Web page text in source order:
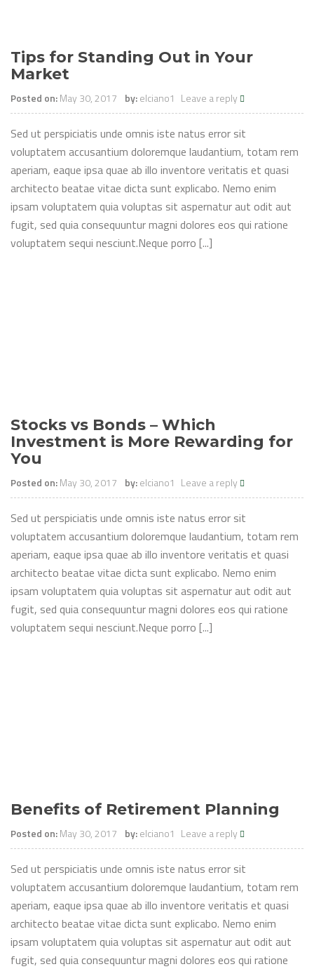
Tips for Standing Out in Your
Market
Posted on:May 30, 2017 by:elciano1 Leave a reply
Sed ut perspiciatis unde omnis iste natus error sit
voluptatem accusantium doloremque laudantium, totam rem
aperiam, eaque ipsa quae ab illo inventore veritatis et quasi
architecto beatae vitae dicta sunt explicabo. Nemo enim
ipsam voluptatem quia voluptas sit aspernatur aut odit aut
fugit, sed quia consequuntur magni dolores eos qui ratione
voluptatem sequi nesciunt.Neque porro [...]
Stocks vs Bonds – Which
Investment is More Rewarding for
You
Posted on:May 30, 2017 by:elciano1 Leave a reply
Sed ut perspiciatis unde omnis iste natus error sit
voluptatem accusantium doloremque laudantium, totam rem
aperiam, eaque ipsa quae ab illo inventore veritatis et quasi
architecto beatae vitae dicta sunt explicabo. Nemo enim
ipsam voluptatem quia voluptas sit aspernatur aut odit aut
fugit, sed quia consequuntur magni dolores eos qui ratione
voluptatem sequi nesciunt.Neque porro [...]
Benefits of Retirement Planning
Posted on:May 30, 2017 by:elciano1 Leave a reply
Sed ut perspiciatis unde omnis iste natus error sit
voluptatem accusantium doloremque laudantium, totam rem
aperiam, eaque ipsa quae ab illo inventore veritatis et quasi
architecto beatae vitae dicta sunt explicabo. Nemo enim
ipsam voluptatem quia voluptas sit aspernatur aut odit aut
fugit, sed quia consequuntur magni dolores eos qui ratione